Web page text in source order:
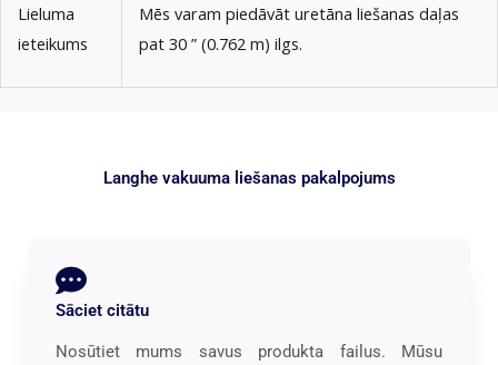
Lieluma
ieteikums
Mēs varam piedāvāt uretāna liešanas daļas
pat 30 ” (0.762 m) ilgs.
Langhe vakuuma liešanas pakalpojums
Sāciet citātu
Nosūtiet mums savus produkta failus. Mūsu